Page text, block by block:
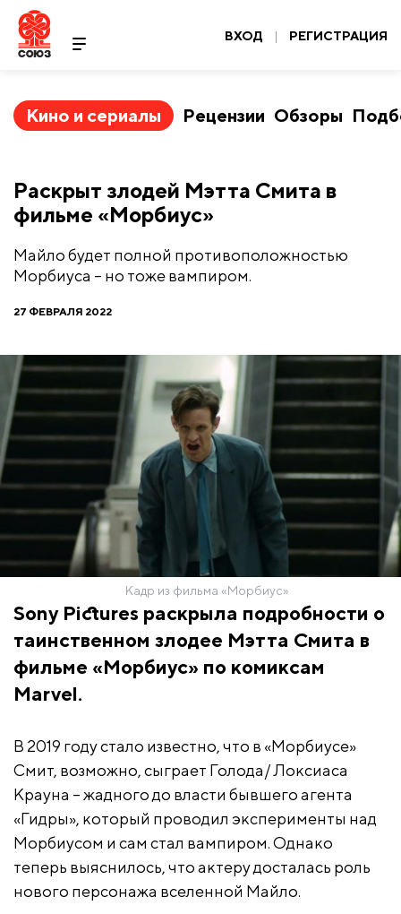
ВХОД | РЕГИСТРАЦИЯ
Кино и сериалы Рецензии Обзоры
Раскрыт злодей Мэтта Смита в
фильме «Морбиус»
Майло будет полной противоположностью
Морбиуса – но тоже вампиром.
27 ФЕВРАЛЯ 2022
Кадр из фильма «Морбиус»
Sony Pictures раскрыла подробности о
таинственном злодее Мэтта Смита в
фильме «Морбиус» по комиксам
Marvel.
В 2019 году стало известно, что в «Морбиусе»
Смит, возможно, сыграет Голода/ Локсиаса
Крауна – жадного до власти бывшего агента
«Гидры», который проводил эксперименты над
Морбиусом и сам стал вампиром. Однако
теперь выяснилось, что актеру досталась роль
нового персонажа вселенной Майло.